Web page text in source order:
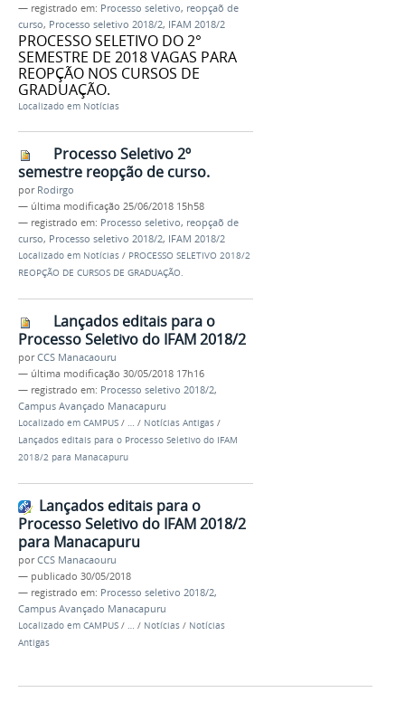
— registrado em: Processo seletivo, reopçaõ de
curso, Processo seletivo 2018/2, IFAM 2018/2
PROCESSO SELETIVO DO 2°
SEMESTRE DE 2018 VAGAS PARA
REOPÇÃO NOS CURSOS DE
GRADUAÇÃO.
Localizado em Notícias
Processo Seletivo 2º
semestre reopção de curso.
por Rodirgo
— última modificação 25/06/2018 15h58
— registrado em: Processo seletivo, reopçaõ de
curso, Processo seletivo 2018/2, IFAM 2018/2
Localizado em Notícias / PROCESSO SELETIVO 2018/2
REOPÇÃO DE CURSOS DE GRADUAÇÃO.
Lançados editais para o
Processo Seletivo do IFAM 2018/2
porCCS Manacaouru
— última modificação 30/05/2018 17h16
— registrado em: Processo seletivo 2018/2,
Campus Avançado Manacapuru
Localizado em CAMPUS / … / Notícias Antigas /
Lançados editais para o Processo Seletivo do IFAM
2018/2 para Manacapuru
Lançados editais para o
Processo Seletivo do IFAM 2018/2
para Manacapuru
porCCS Manacaouru
— publicado 30/05/2018
— registrado em: Processo seletivo 2018/2,
Campus Avançado Manacapuru
Localizado em CAMPUS / … / Notícias / Notícias
Antigas